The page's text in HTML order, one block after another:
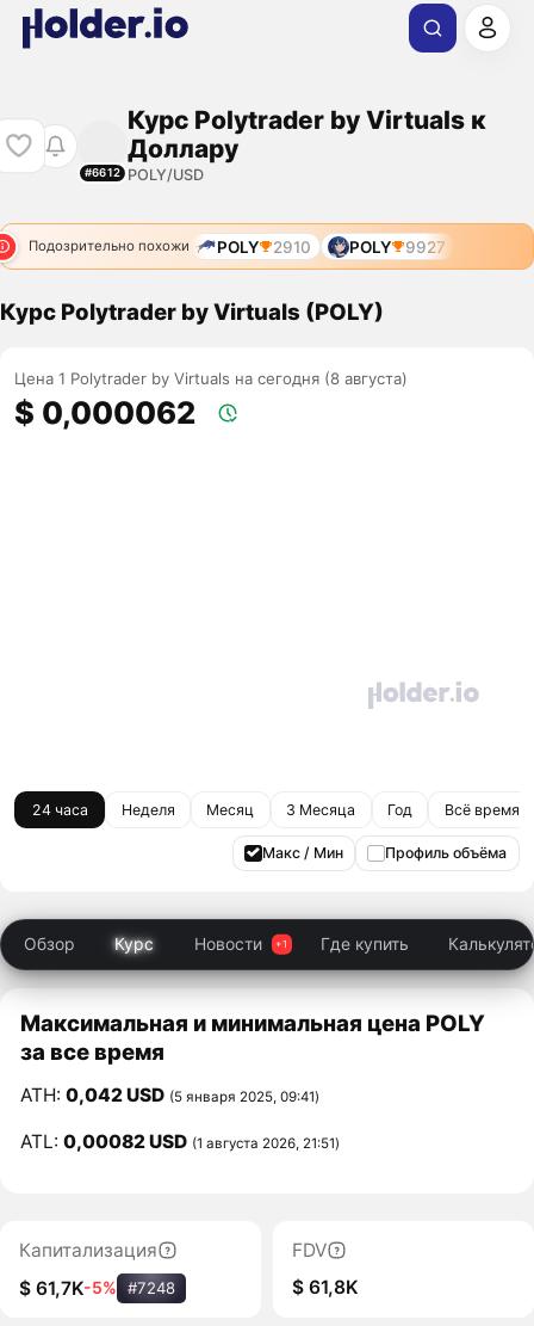
#6612
Курс Polytrader by Virtuals к
Доллару
POLY/USD
Подозрительно похожи POLY 2910 POLY 9927
Курс Polytrader by Virtuals (POLY)
Цена 1 Polytrader by Virtuals на сегодня (8 августа)
$ 0,000062
24 часа Неделя Месяц 3 Месяца Год Всё время
Макс / Мин Профиль объёма
Обзор Курс Новости Где купить
Максимальная и минимальная цена POLY
за все время
ATH:0,042 USD (5 января 2025, 09:41)
ATL:0,00082 USD (1 августа 2026, 21:51)
Капитализация
$ 61,7K-5% #7248
FDV
$ 61,8K